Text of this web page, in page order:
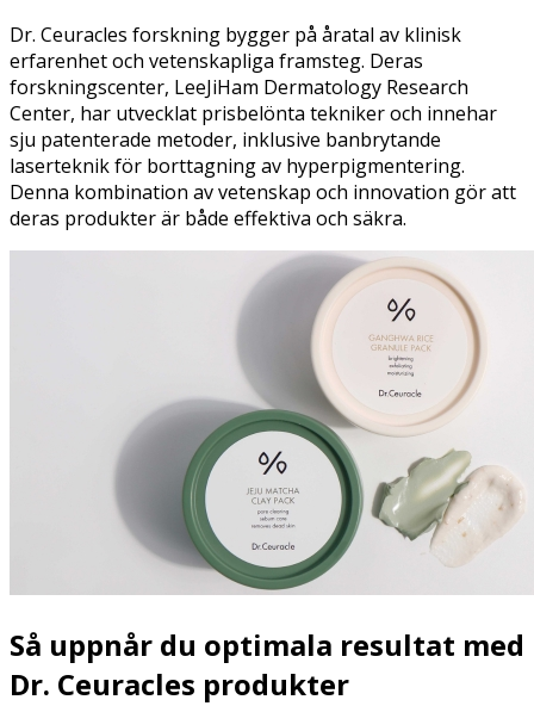
Dr. Ceuracles forskning bygger på åratal av klinisk
erfarenhet och vetenskapliga framsteg. Deras
forskningscenter, LeeJiHam Dermatology Research
Center, har utvecklat prisbelönta tekniker och innehar
sju patenterade metoder, inklusive banbrytande
laserteknik för borttagning av hyperpigmentering.
Denna kombination av vetenskap och innovation gör att
deras produkter är både effektiva och säkra.
Så uppnår du optimala resultat med
Dr. Ceuracles produkter